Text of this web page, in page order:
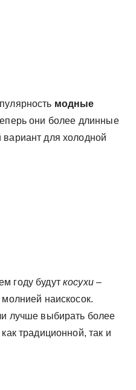
модные
они более длинные
для холодной
году будуткосухи–
наискосок.
лучше выбирать более
традиционной, так и